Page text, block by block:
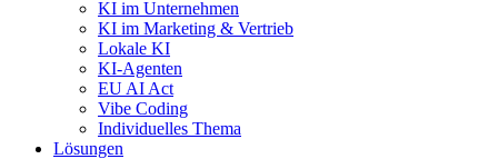
KI im Unternehmen
KI im Marketing & Vertrieb
Lokale KI
KI-Agenten
EU AI Act
Vibe Coding
Individuelles Thema
Lösungen